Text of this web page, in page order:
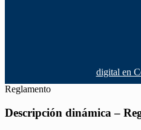
digital en
Reglamento
Descripción dinámica –